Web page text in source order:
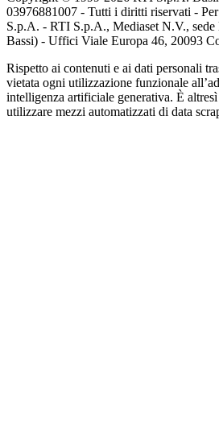
03976881007 - Tutti i diritti riservati -
S.p.A. - RTI S.p.A., Mediaset N.V., sede
Bassi) - Uffici Viale Europa 46, 20093
Rispetto ai contenuti e ai dati personali
vietata ogni utilizzazione funzionale
intelligenza artificiale generativa. È
utilizzare mezzi automatizzati di data